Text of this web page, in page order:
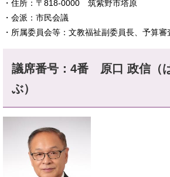
・住所：〒818-0000 筑紫野市塔原
・会派：市民会議
・所属委員会等：文教福祉副委員長、予算審
議席番号：4番 原口 政信（
ぶ）​